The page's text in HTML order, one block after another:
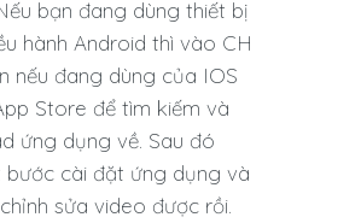
bạn đang dùng thiết bị
hành Android thì vào CH
nếu đang dùng của IOS
Store để tìm kiếm và
ứng dụng về. Sau đó
bước cài đặt ứng dụng và
sửa video được rồi.